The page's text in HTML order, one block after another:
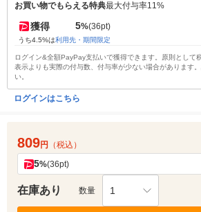
お買い物でもらえる特典最大付与率11%
獲得 5%(36pt)
うち4.5%は利用先・期間限定
ログイン&全額PayPay支払いで獲得できます。原則として
表示よりも実際の付与数、付与率が少ない場合があります
い。
ログインはこちら
809円 （税込）
5%(36pt)
在庫あり 数量 1